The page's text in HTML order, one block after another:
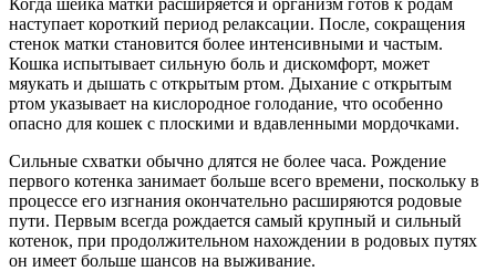
наступает короткий период релаксации. После, сокращения
стенок матки становится более интенсивными и частым.
Кошка испытывает сильную боль и дискомфорт, может
мяукать и дышать с открытым ртом. Дыхание с открытым
ртом указывает на кислородное голодание, что особенно
опасно для кошек с плоскими и вдавленными мордочками.
Сильные схватки обычно длятся не более часа. Рождение
первого котенка занимает больше всего времени, поскольку в
процессе его изгнания окончательно расширяются родовые
пути. Первым всегда рождается самый крупный и сильный
котенок, при продолжительном нахождении в родовых путях
он имеет больше шансов на выживание.